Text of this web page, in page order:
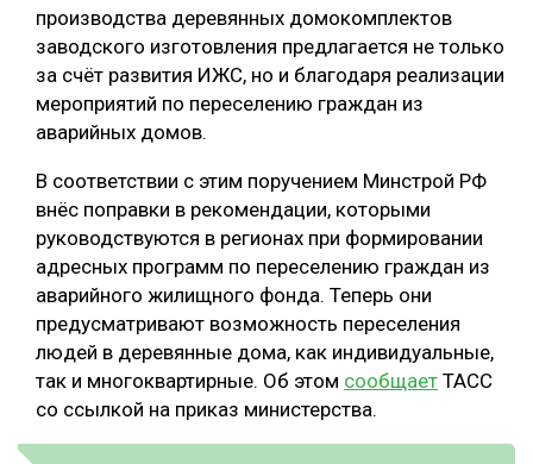
КОМПЛЕКСНАЯ ПЕРЕРАБОТКА
ЛЕСОПИЛЕНИЕ
ДЕРЕВЯННОЕ ДОМОСТРОЕНИЕ
БЕЗОПАСНОЕ ПРОИЗВОДСТВО
СОРТИРОВКА ДРЕВЕСИНЫ
МЕБЕЛЬНОЕ ПРОИЗВОДСТВО
производства деревянных домокомплектов
заводского изготовления предлагается не только
за счёт развития ИЖС, но и благодаря реализации
мероприятий по переселению граждан из
аварийных домов.
В соответствии с этим поручением Минстрой РФ
внёс поправки в рекомендации, которыми
руководствуются в регионах при формировании
адресных программ по переселению граждан из
аварийного жилищного фонда. Теперь они
предусматривают возможность переселения
людей в деревянные дома, как индивидуальные,
так и многоквартирные. Об этом сообщает ТАСС
со ссылкой на приказ министерства.